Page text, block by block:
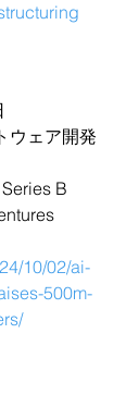
ウェア開発
B
10/02/ai-
500m-